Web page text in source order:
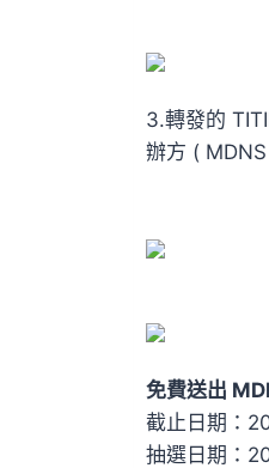
3.轉發的
辦方 (
免費送出
截止日期：
抽選日期：